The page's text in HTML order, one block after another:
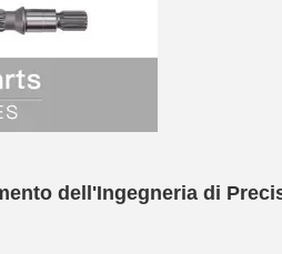
dell'Ingegneria di